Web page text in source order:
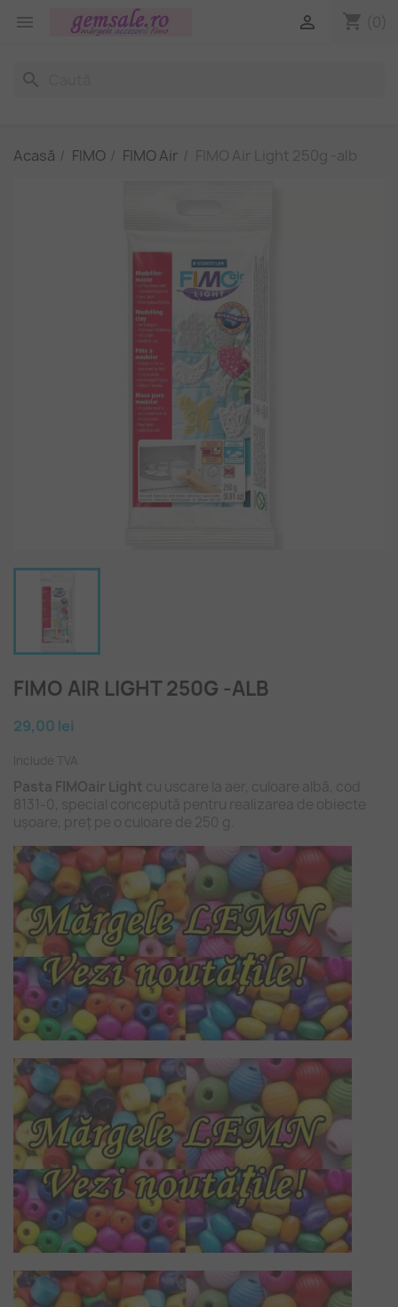
 shopping_cart (0)

search
Acasă FIMO FIMO Air FIMO Air Light 250g -alb
FIMO AIR LIGHT 250G -ALB
29,00 lei
Include TVA
Pasta FIMOair Light cu uscare la aer, culoare albă, cod
8131-0, special concepută pentru realizarea de obiecte
ușoare, preț pe o culoare de 250 g.